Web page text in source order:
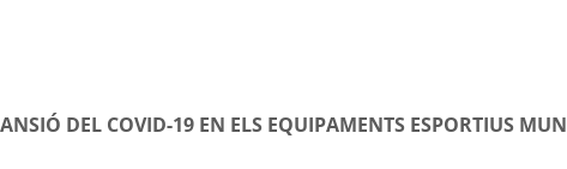
DEL COVID-19 EN ELS EQUIPAMENTS ESPORTIUS